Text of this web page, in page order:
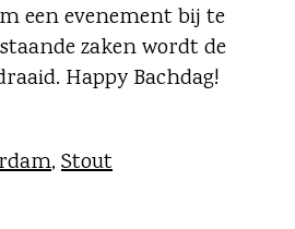
een evenement bij te
zaken wordt de
Happy Bachdag!
, Stout